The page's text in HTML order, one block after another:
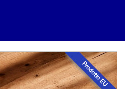
Prodotto EU